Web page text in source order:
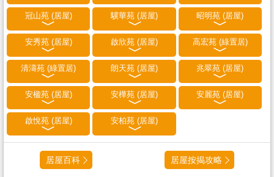
冠山苑 (居屋) 驥華苑 (居屋) 昭明苑 (居屋)
安秀苑 (居屋) 啟欣苑 (居屋) 高宏苑 (綠置居)
清濤苑 (綠置居) 朗天苑 (居屋) 兆翠苑 (居屋)
安楹苑 (居屋) 安樺苑 (居屋) 安麗苑 (居屋)
啟悅苑 (居屋) 安柏苑 (居屋)
居屋百科 居屋按揭攻略